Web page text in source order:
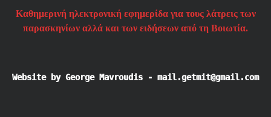
Καθημερινή ηλεκτρονική εφημερίδα για τους λάτρεις των
παρασκηνίων αλλά και των ειδήσεων από τη Βοιωτία.
Website by George Mavroudis - mail.getmit@gmail.com